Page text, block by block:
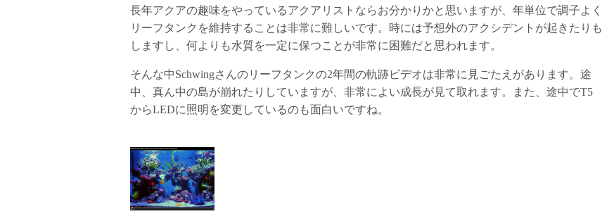
長年アクアの趣味をやっているアクアリストならお分かりかと思いますが、年単位で調子よく
リーフタンクを維持することは非常に難しいです。時には予想外のアクシデントが起きたりも
しますし、何よりも水質を一定に保つことが非常に困難だと思われます。
そんな中Schwingさんのリーフタンクの2年間の軌跡ビデオは非常に見ごたえがあります。途
中、真ん中の島が崩れたりしていますが、非常によい成長が見て取れます。また、途中でT5
からLEDに照明を変更しているのも面白いですね。